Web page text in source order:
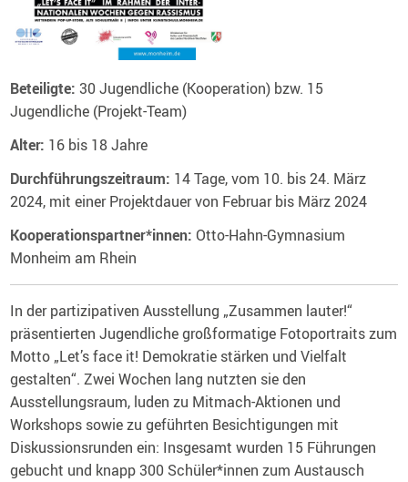
Beteiligte: 30 Jugendliche (Kooperation) bzw. 15
Jugendliche (Projekt-Team)
Alter: 16 bis 18 Jahre
Durchführungszeitraum: 14 Tage, vom 10. bis 24. März
2024, mit einer Projektdauer von Februar bis März 2024
Kooperationspartner*innen: Otto-Hahn-Gymnasium
Monheim am Rhein
In der partizipativen Ausstellung „Zusammen lauter!“
präsentierten Jugendliche großformatige Fotoportraits zum
Motto „Let’s face it! Demokratie stärken und Vielfalt
gestalten“. Zwei Wochen lang nutzten sie den
Ausstellungsraum, luden zu Mitmach-Aktionen und
Workshops sowie zu geführten Besichtigungen mit
Diskussionsrunden ein: Insgesamt wurden 15 Führungen
gebucht und knapp 300 Schüler*innen zum Austausch